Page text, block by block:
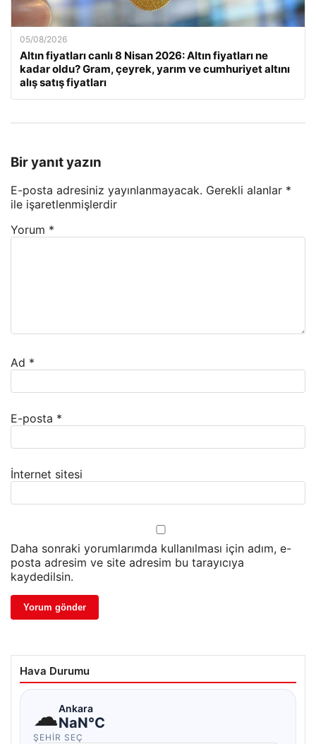
05/08/2026
Altın fiyatları canlı 8 Nisan 2026: Altın fiyatları ne
kadar oldu? Gram, çeyrek, yarım ve cumhuriyet altını
alış satış fiyatları
Bir yanıt yazın
E-posta adresiniz yayınlanmayacak. Gerekli alanlar *
ile işaretlenmişlerdir
Yorum *
Ad *
E-posta *
İnternet sitesi
Daha sonraki yorumlarımda kullanılması için adım, e-
posta adresim ve site adresim bu tarayıcıya
kaydedilsin.
Hava Durumu
☁Ankara
NaN°C
ŞEHIR SEÇ